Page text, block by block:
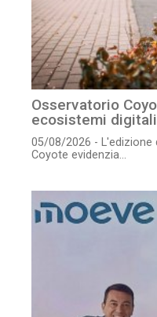
Osservatorio
ecosistemi digitali
05/08/2026 - L'edizione
Coyote evidenzia...